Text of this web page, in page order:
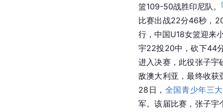
篮109-50战胜印尼队。
[
比赛出战22分46秒，
行，中国U18女篮迎来
宇22投20中，砍下44
进入决赛，此役张子
敌澳大利亚，最终收
28日， 全国青少年三
军。该届比赛，张子宇